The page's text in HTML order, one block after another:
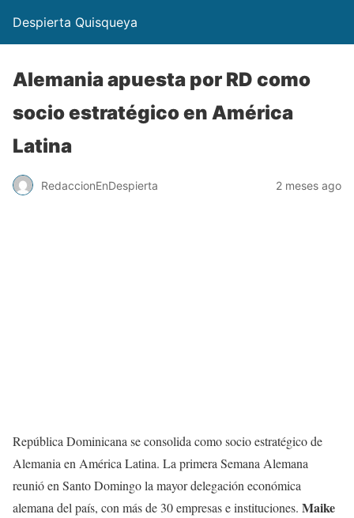
Despierta Quisqueya
Alemania apuesta por RD como
socio estratégico en América
Latina
RedaccionEnDespierta 2 meses ago
República Dominicana se consolida como socio estratégico de
Alemania en América Latina. La primera Semana Alemana
reunió en Santo Domingo la mayor delegación económica
alemana del país, con más de 30 empresas e instituciones. Maike